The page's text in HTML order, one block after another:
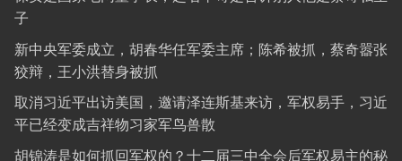
子
新中央军委成立，胡春华任军委主席；陈希被抓，蔡奇嚣张
狡辩，王小洪替身被抓
取消习近平出访美国，邀请泽连斯基来访，军权易手，习近
平已经变成吉祥物习家军鸟兽散
胡锦涛是如何抓回军权的？十二届三中全会后军权易主的秘